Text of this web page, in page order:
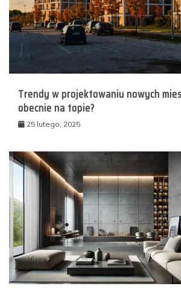
Trendy w projektowaniu nowych
obecnie na topie?
25 lutego, 2025